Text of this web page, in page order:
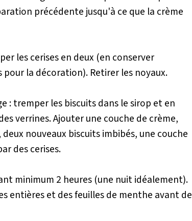
précédente jusqu'à ce que la crème
les cerises en deux (en conserver
pour la décoration). Retirer les noyaux.
: tremper les biscuits dans le sirop et en
verrines. Ajouter une couche de crème,
nouveaux biscuits imbibés, une couche
des cerises.
minimum 2 heures (une nuit idéalement).
entières et des feuilles de menthe avant de